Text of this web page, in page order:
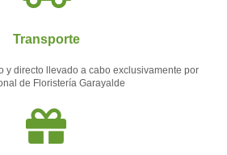
Transporte
y directo llevado a cabo exclusivamente por
de Floristería Garayalde